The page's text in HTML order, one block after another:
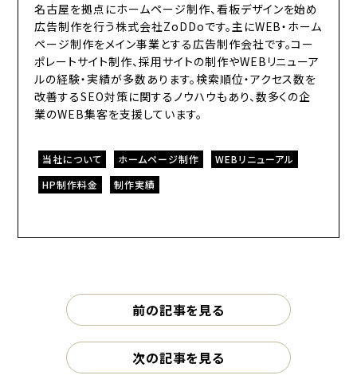
名古屋を拠点にホームページ制作、看板デザインを始め
広告制作を行う株式会社ZoDDoです。主にWEB・ホーム
ページ制作をメイン事業とする広告制作会社です。コー
ポレートサイト制作、採用サイトの制作やWEBリニューア
ルの経験・実績が多数あります。検索順位・アクセス数を
改善するSEO対策に関するノウハウもあり、数多くの企
業のWEB集客を支援しています。
当社について ホームページ制作
WEBリニューアル
HP制作料金
制作実績
前の記事を見る
次の記事を見る